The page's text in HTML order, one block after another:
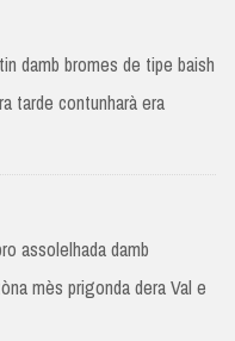
damb bromes de tipe baish
tarde contunharà era
assolelhada damb
mès prigonda dera Val e